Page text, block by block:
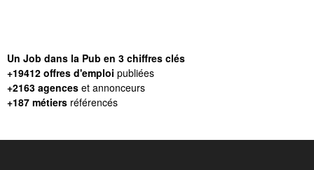
Un Job dans la Pub en 3 chiffres clés
+19412 offres d'emploi publiées
+2163 agences et annonceurs
+187 métiers référencés